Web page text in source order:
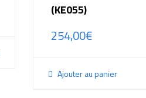
(KE055)
254,00€
Ajouter au panier